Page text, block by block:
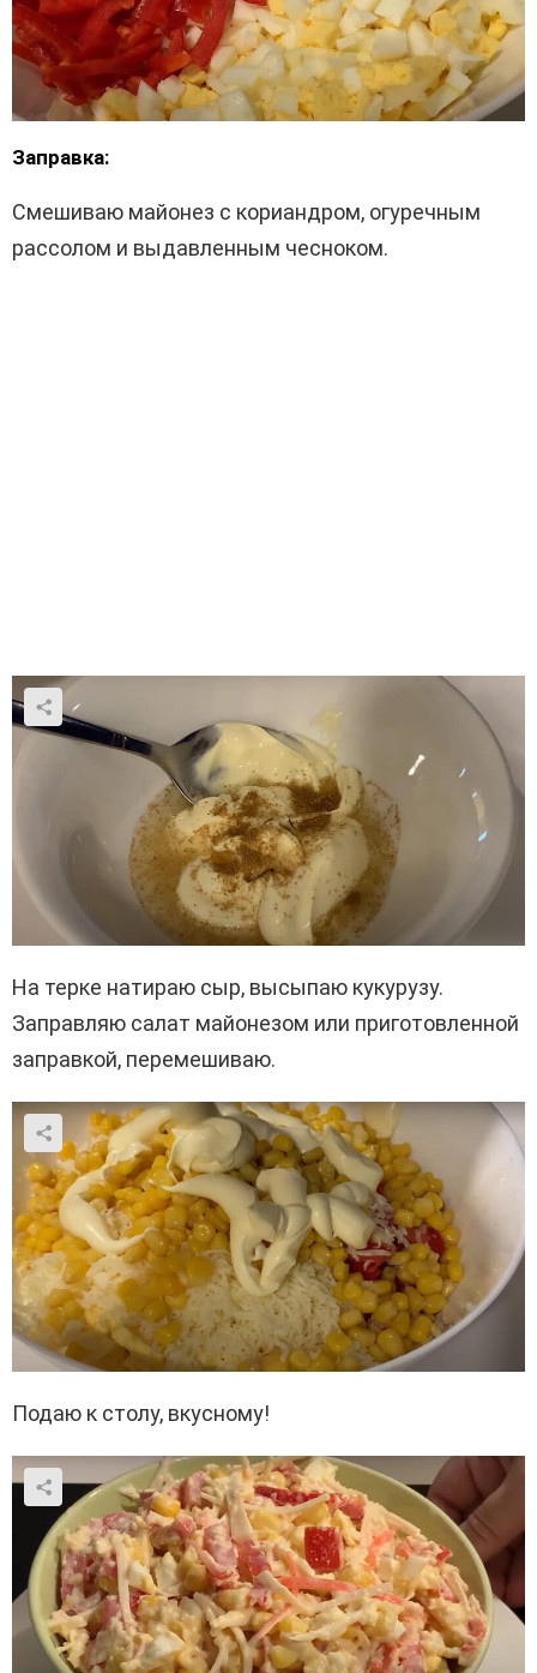
Заправка:
Смешиваю майонез с кориандром, огуречным
рассолом и выдавленным чесноком.
На терке натираю сыр, высыпаю кукурузу.
Заправляю салат майонезом или приготовленной
заправкой, перемешиваю.
Подаю к столу, вкусному!